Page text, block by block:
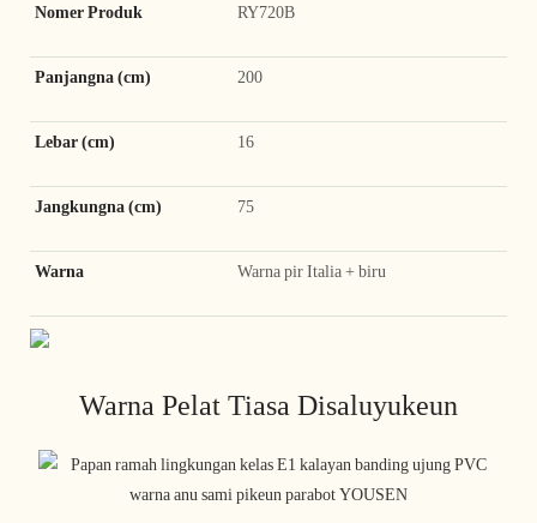
Nomer Produk RY720B
Panjangna (cm) 200
Lebar (cm) 16
Jangkungna (cm) 75
Warna Warna pir Italia + biru
Warna Pelat Tiasa Disaluyukeun